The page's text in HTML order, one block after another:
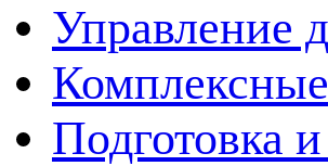
Управление
Подготовка